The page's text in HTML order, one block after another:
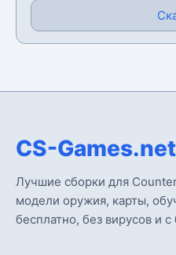
CS-Games.net
Лучшие сборки для
модели оружия, карты,
бесплатно, без вирусов и с